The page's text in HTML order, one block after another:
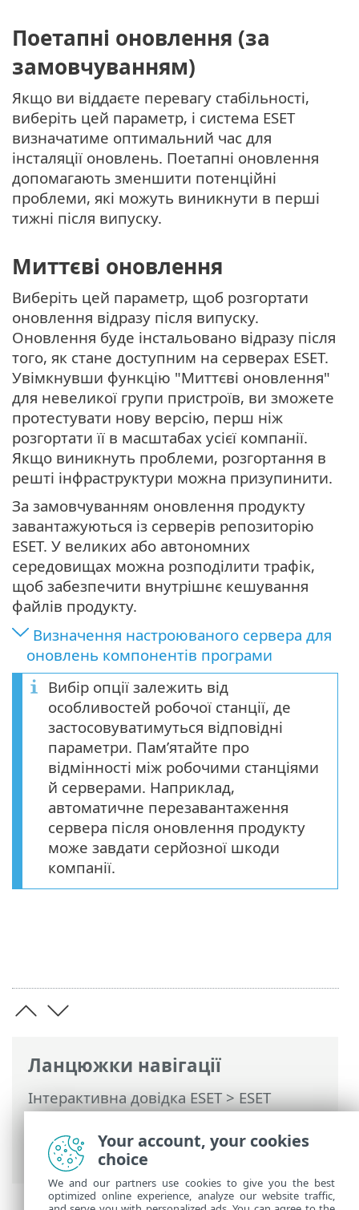
Ланцюжки навігації
Інтерактивна довідка ESET>ESET
Endpoint Antivirus>Додаткові
параметри>Оновлення > Оновлення
компонентів програми
Поетапні оновлення (за
замовчуванням)
Якщо ви віддаєте перевагу стабільності,
виберіть цей параметр, і система ESET
визначатиме оптимальний час для
інсталяції оновлень. Поетапні оновлення
допомагають зменшити потенційні
проблеми, які можуть виникнути в перші
тижні після випуску.
Миттєві оновлення
Виберіть цей параметр, щоб розгортати
оновлення відразу після випуску.
Оновлення буде інстальовано відразу після
того, як стане доступним на серверах ESET.
Увімкнувши функцію "Миттєві оновлення"
для невеликої групи пристроїв, ви зможете
протестувати нову версію, перш ніж
розгортати її в масштабах усієї компанії.
Якщо виникнуть проблеми, розгортання в
решті інфраструктури можна призупинити.
За замовчуванням оновлення продукту
завантажуються із серверів репозиторію
ESET. У великих або автономних
середовищах можна розподілити трафік,
щоб забезпечити внутрішнє кешування
файлів продукту.
Визначення настроюваного сервера для
оновлень компонентів програми
Вибір опції залежить від
особливостей робочої станції, де
застосовуватимуться відповідні
параметри. Пам’ятайте про
відмінності між робочими станціями
й серверами. Наприклад,
автоматичне перезавантаження
сервера після оновлення продукту
може завдати серйозної шкоди
компанії.
Your account, your cookies
choice
We and our partners use cookies to give you the best
optimized online experience, analyze our website traffic,